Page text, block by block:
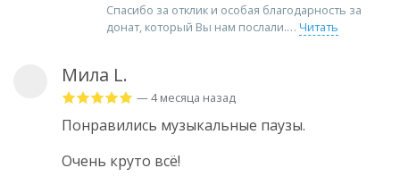
Спасибо за отклик и особая благодарность за
донат, который Вы нам послали.
Читать
Мила L.
— 4 месяца назад
Понравились музыкальные паузы.
Очень круто всё!